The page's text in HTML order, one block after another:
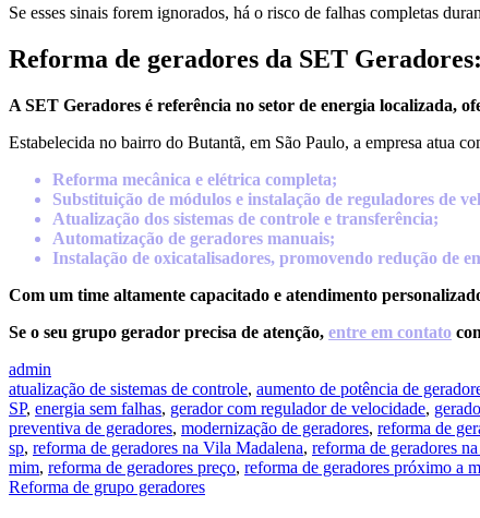
Se esses sinais forem ignorados, há o risco de falhas completas
Reforma de geradores da SET
A SET Geradores é referência no setor de energia localizada,
Estabelecida no bairro do Butantã, em São Paulo, a empresa atua
Reforma mecânica e elétrica completa;
Substituição de módulos e instalação de reguladores de
Atualização dos sistemas de controle e transferência;
Automatização de geradores manuais;
Instalação de oxicatalisadores, promovendo redução de
Com um time altamente capacitado e atendimento
Se o seu grupo gerador precisa de atenção, entre em contato
admin
atualização de sistemas de controle, aumento de potência de
SP, energia sem falhas, gerador com regulador de velocidade,
preventiva de geradores, modernização de geradores, reforma de
sp, reforma de geradores na Vila Madalena, reforma de geradores
mim, reforma de geradores preço, reforma de geradores próximo a
Reforma de grupo geradores